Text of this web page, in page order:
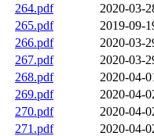
264.pdf
2020-03-
265.pdf
2019-09-
266.pdf
2020-03-
267.pdf
2020-03-
268.pdf
2020-04-
269.pdf
2020-04-
270.pdf
2020-04-
271.pdf
2020-04-